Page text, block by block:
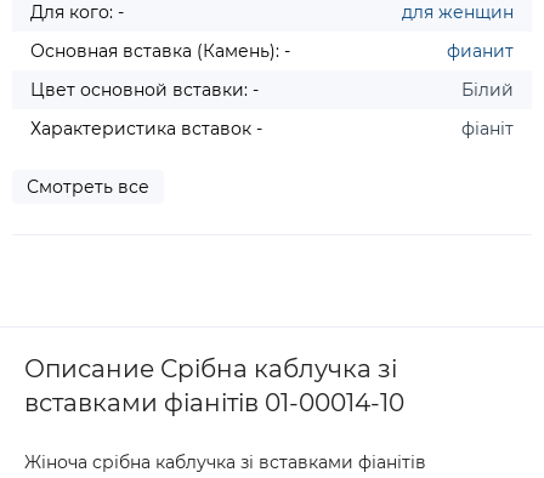
Для кого: -
для женщин
Основная вставка (Камень): -
фианит
Цвет основной вставки: -
Білий
Характеристика вставок -
фіаніт
Смотреть все
Описание Срібна каблучка зі
вставками фіанітів 01-00014-10
Жіноча срібна каблучка зі вставками фіанітів